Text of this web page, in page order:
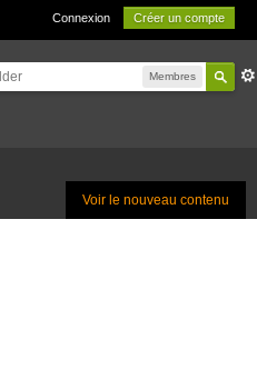
Connexion Créer un compte
Membres
Voir le nouveau contenu